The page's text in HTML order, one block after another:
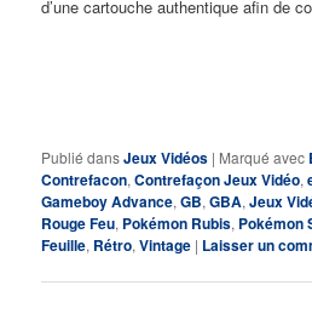
d’une cartouche authentique afin de
Publié dansJeux Vidéos | Marqué avec
Contrefacon,Contrefaçon Jeux Vidéo,
Gameboy Advance,GB,GBA,Jeux
Rouge Feu, Pokémon Rubis, Pokémon
Feuille, Rétro,Vintage | Laisser un